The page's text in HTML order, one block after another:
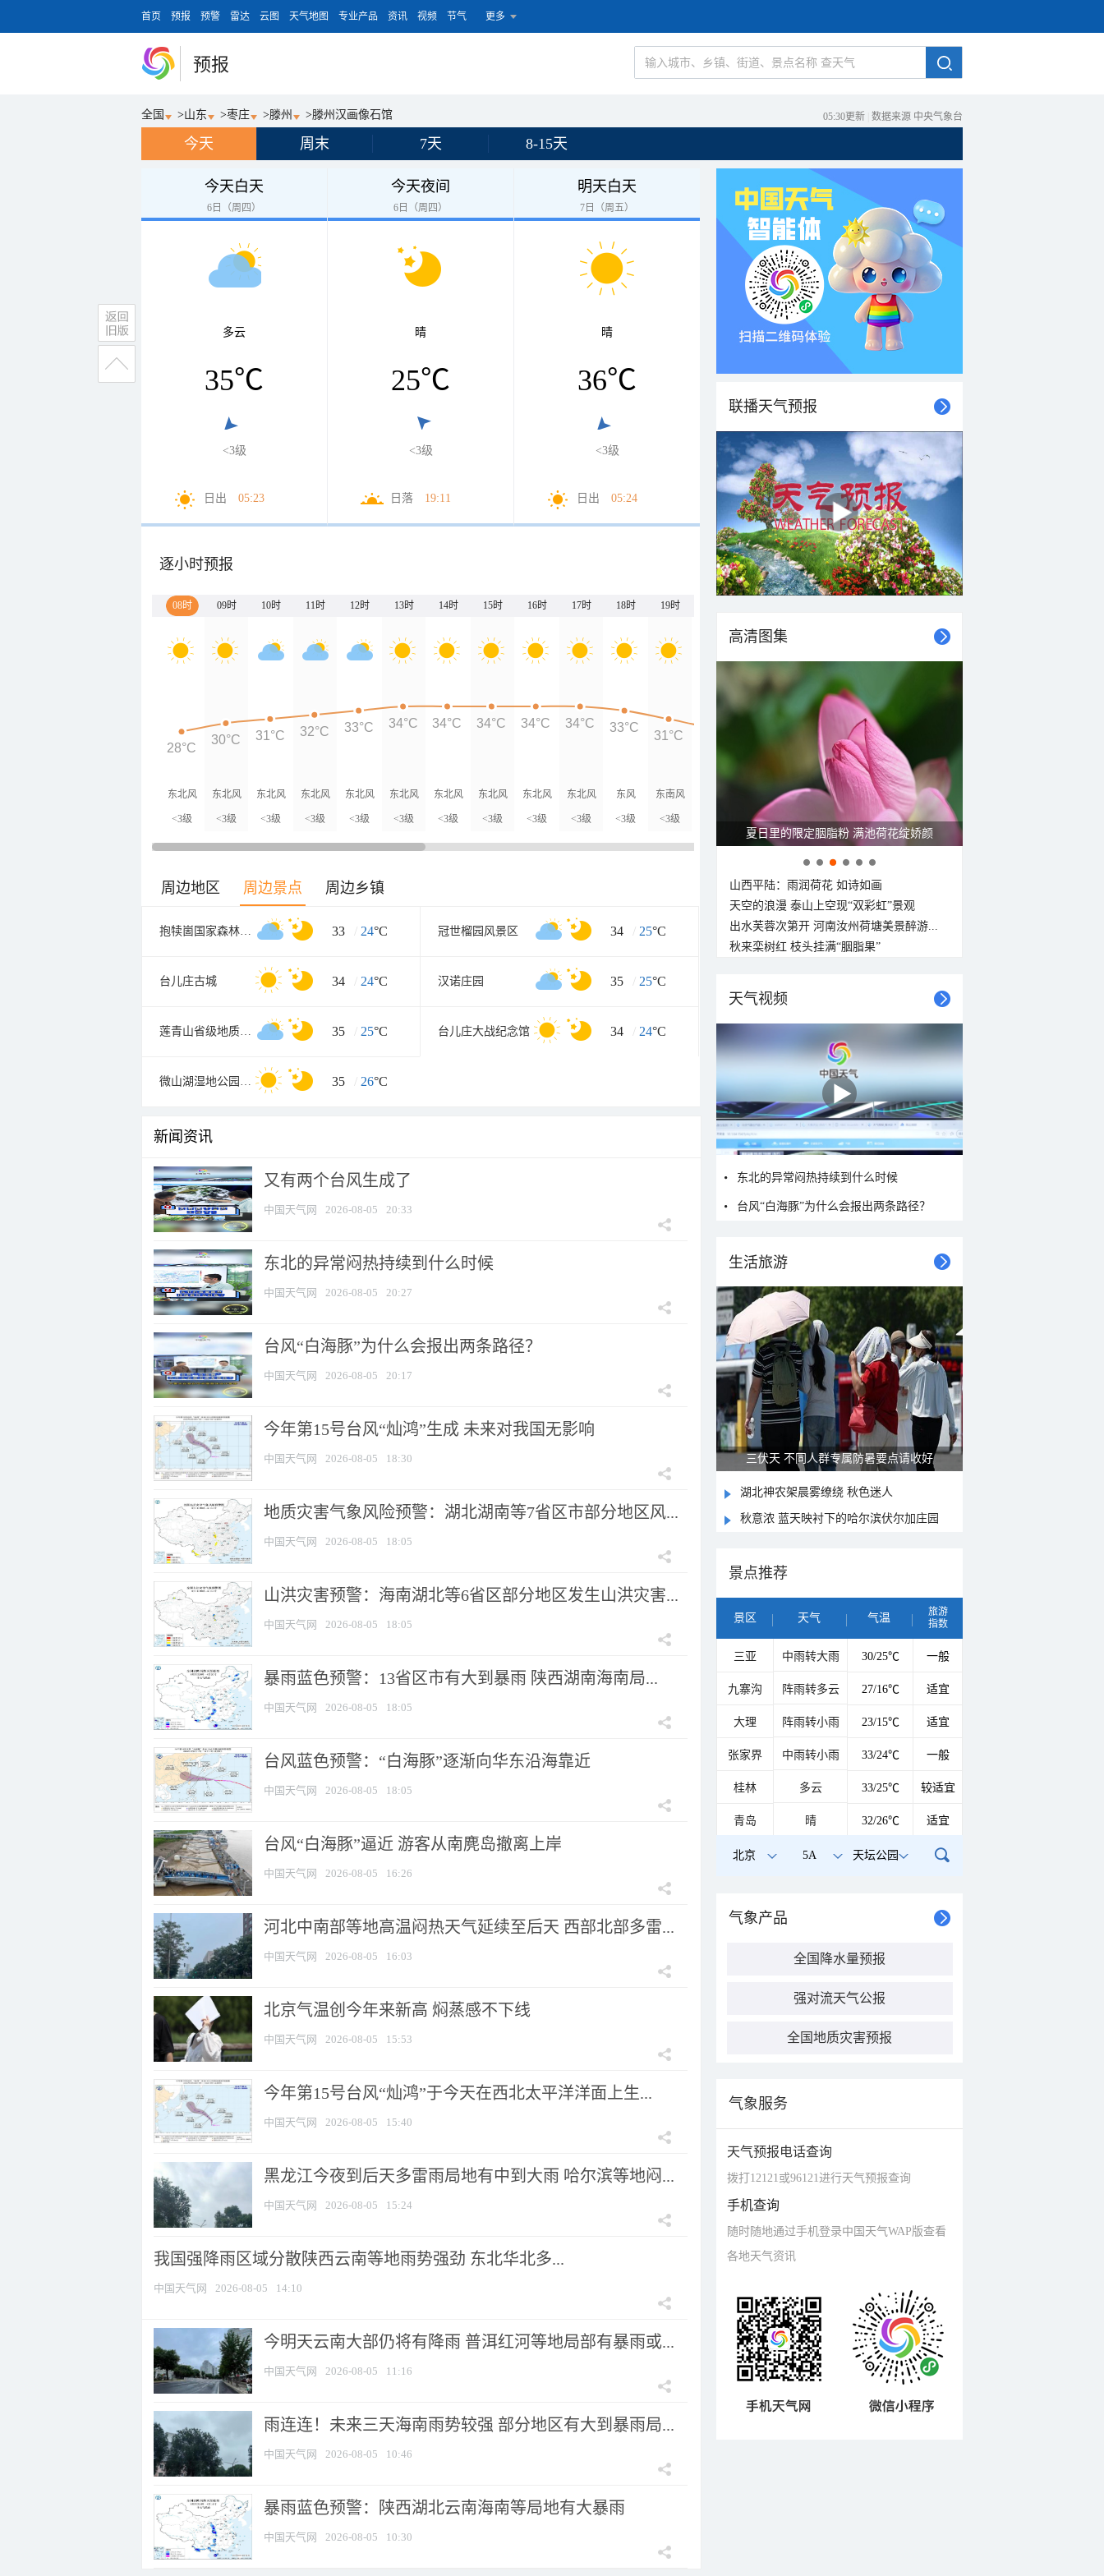
首页 预报 预警 雷达 云图 天气地图 专业产品 资讯 视频 节气 更多
预报
全国 >山东 >枣庄 >滕州 >滕州汉画像石馆 05:30更新 数据来源 中央气象台
今天 周末 7天 8-15天
今天白天
6日（周四）
多云
35℃
<3级
日出 05:23
今天夜间
6日（周四）
晴
25℃
<3级
日落 19:11
明天白天
7日（周五）
晴
36℃
<3级
日出 05:24
逐小时预报
08时 09时 10时 11时 12时 13时 14时 15时 16时 17时 18时 19时
东北风
<3级
东北风
<3级
东北风
<3级
东北风
<3级
东北风
<3级
东北风
<3级
东北风
<3级
东北风
<3级
东北风
<3级
东北风
<3级
东风
<3级
东南风
<3级 <3级
东南风
<3级
东南风
<3级
东南风
<3级
东南风
<3级
28°C
30°C 31°C 32°C 33°C 34°C 34°C 34°C 34°C 34°C 33°C
31°C
28°C 27°C
周边地区 周边景点 周边乡镇
抱犊崮国家森林公园 33 / 24°C 冠世榴园风景区 34 / 25°C
台儿庄古城 34 / 24°C 汉诺庄园 35 / 25°C
莲青山省级地质公园 35 / 25°C 台儿庄大战纪念馆 34 / 24°C
微山湖湿地公园东门 35 / 26°C
新闻资讯
又有两个台风生成了
中国天气网 2026-08-05 20:33
东北的异常闷热持续到什么时候
中国天气网 2026-08-05 20:27
台风“白海豚”为什么会报出两条路径？
中国天气网 2026-08-05 20:17
今年第15号台风“灿鸿”生成 未来对我国无影响
中国天气网 2026-08-05 18:30
地质灾害气象风险预警：湖北湖南等7省区市部分地区风...
中国天气网 2026-08-05 18:05
山洪灾害预警：海南湖北等6省区部分地区发生山洪灾害...
中国天气网 2026-08-05 18:05
暴雨蓝色预警：13省区市有大到暴雨 陕西湖南海南局...
中国天气网 2026-08-05 18:05
台风蓝色预警：“白海豚”逐渐向华东沿海靠近
中国天气网 2026-08-05 18:05
台风“白海豚”逼近 游客从南麂岛撤离上岸
中国天气网 2026-08-05 16:26
河北中南部等地高温闷热天气延续至后天 西部北部多雷...
中国天气网 2026-08-05 16:03
北京气温创今年来新高 焖蒸感不下线
中国天气网 2026-08-05 15:53
今年第15号台风“灿鸿”于今天在西北太平洋洋面上生...
中国天气网 2026-08-05 15:40
黑龙江今夜到后天多雷雨局地有中到大雨 哈尔滨等地闷...
中国天气网 2026-08-05 15:24
我国强降雨区域分散陕西云南等地雨势强劲 东北华北多...
中国天气网 2026-08-05 14:10
今明天云南大部仍将有降雨 普洱红河等地局部有暴雨或...
中国天气网 2026-08-05 11:16
雨连连！未来三天海南雨势较强 部分地区有大到暴雨局...
中国天气网 2026-08-05 10:46
暴雨蓝色预警：陕西湖北云南海南等局地有大暴雨
中国天气网 2026-08-05 10:30
联播天气预报
高清图集
夏日里的限定胭脂粉 满池荷花绽娇颜
山西平陆：雨润荷花 如诗如画
天空的浪漫 泰山上空现“双彩虹”景观
出水芙蓉次第开 河南汝州荷塘美景醉游...
秋来栾树红 枝头挂满“胭脂果”
天气视频
东北的异常闷热持续到什么时候
台风“白海豚”为什么会报出两条路径？
生活旅游
三伏天 不同人群专属防暑要点请收好
湖北神农架晨雾缭绕 秋色迷人
秋意浓 蓝天映衬下的哈尔滨伏尔加庄园
景点推荐
景区 天气 气温
旅游
指数
三亚 中雨转大雨 30/25℃ 一般
九寨沟 阵雨转多云 27/16℃ 适宜
大理 阵雨转小雨 23/15℃ 适宜
张家界 中雨转小雨 33/24℃ 一般
桂林 多云 33/25℃ 较适宜
青岛 晴 32/26℃ 适宜
北京 5A 天坛公园
气象产品
全国降水量预报
强对流天气公报
全国地质灾害预报
气象服务
天气预报电话查询
拨打12121或96121进行天气预报查询
手机查询
随时随地通过手机登录中国天气WAP版查看
各地天气资讯